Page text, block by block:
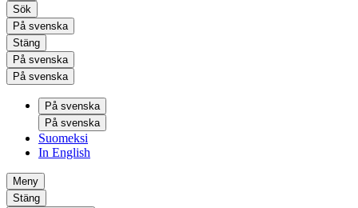
Sök
På svenska
Stäng
På svenska
På svenska
På svenska
På svenska
Suomeksi
In English
Meny
Stäng